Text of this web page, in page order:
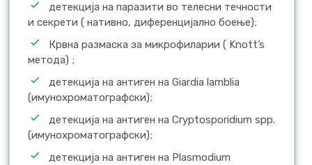
детекција на паразити во телесни течности
и секрети ( нативно, диференцијално боење);
Крвна размаска за микрофиларии ( Knott’s
метода) ;
детекција на антиген на Giardia lamblia
(имунохроматографски);
детекција на антиген на Crуptosporidium spp.
(имунохроматографски);
детекција на антиген на Plasmodium